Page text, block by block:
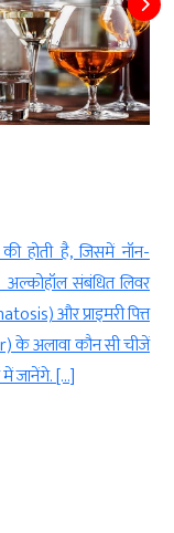
होती है, जिसमें नॉन-
संबंधित लिवर
और प्राइमरी पित्त
के अलावा कौन सी चीजें
जानेंगे. […]